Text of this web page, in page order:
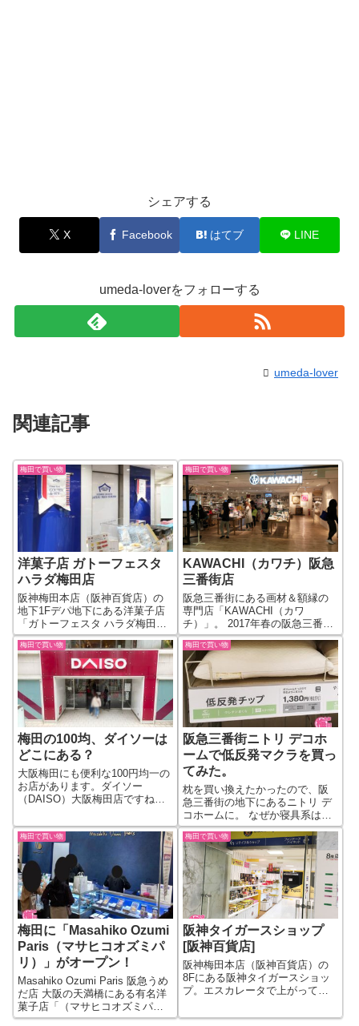
シェアする
X Facebook はてブ LINE
umeda-loverをフォローする
umeda-lover
関連記事
梅田で買い物
洋菓子店 ガトーフェスタ
ハラダ梅田店
阪神梅田本店（阪神百貨店）の
地下1Fデパ地下にある洋菓子店
「ガトーフェスタ ハラダ梅田
店」。フランスパンを使用した
ラスクが有名なお店です。 人気
のお店で、買い物待ちの行列が
店舗の外側に続いていたりする
こともあるお店ですね。 メイン
のラスクは...
梅田で買い物
KAWACHI（カワチ）阪急
三番街店
阪急三番街にある画材＆額縁の
専門店「KAWACHI（カワ
チ）」。 2017年春の阪急三番街
のリニューアル時に店舗の場所
が北館の南西から北館の東（キ
ディランドの東側）に変更され
新しくなりました。 画材専門店
だけあって、店内は、絵具や用
紙、絵筆...
梅田で買い物
梅田の100均、ダイソーは
どこにある？
大阪梅田にも便利な100円均一の
お店があります。ダイソー
（DAISO）大阪梅田店ですね。
茶屋町エリア、ABCマートのビ
ルの地下1階と2階になります。
阪急梅田駅の東側の道沿い、元
梅田OPA（オーパ）のあった場
所で...
梅田で買い物
阪急三番街ニトリ デコホ
ームで低反発マクラを買っ
てみた。
枕を買い換えたかったので、阪
急三番街の地下にあるニトリ デ
コホームに。 なぜか寝具系はニ
トリで買う傾向になってます。
あってます？？ ニトリのデコホ
ームの枕の売り場。ニトリは基
本的に低反発押しなのか、低反
発系の枕が並んでいます。柔ら
かめの枕を...
梅田で買い物
梅田に「Masahiko Ozumi
Paris（マサヒコオズミパ
リ）」がオープン！
Masahiko Ozumi Paris 阪急うめ
だ店 大阪の天満橋にある有名洋
菓子店「（マサヒコオズミパ
リ）」が、2023年10月5日、梅田
梅田で買い物
阪神タイガースショップ
[阪神百貨店]
阪神梅田本店（阪神百貨店）の
8Fにある阪神タイガースショッ
プ。エスカレータで上がって催
りますよ。 店内は阪神タイガー